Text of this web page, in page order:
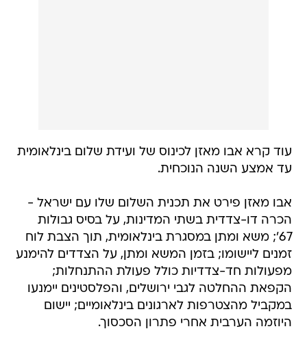
עוד קרא אבו מאזן לכינוס של ועידת שלום בינלאומית
עד אמצע השנה הנוכחית.
אבו מאזן פירט את תכנית השלום שלו עם ישראל -
הכרה דו-צדדית בשתי המדינות, על בסיס גבולות
67'; משא ומתן במסגרת בינלאומית, תוך הצבת לוח
זמנים ליישומו; בזמן המשא ומתן, על הצדדים להימנע
מפעולות חד-צדדיות כולל פעולת ההתנחלות;
הקפאת ההחלטה לגבי ירושלים, והפלסטינים יימנעו
במקביל מהצטרפות לארגונים בינלאומיים; יישום
היוזמה הערבית אחרי פתרון הסכסוך.